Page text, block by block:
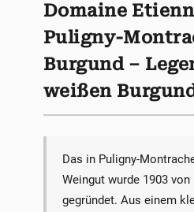
Domaine
Puligny-
Burgund –
weißen
Das in Puligny-
Weingut wurde 1903 von
gegründet. Aus einem